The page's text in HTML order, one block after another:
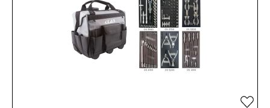
Zur